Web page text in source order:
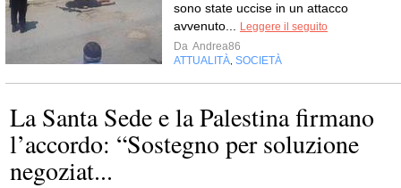
sono state uccise in un attacco
avvenuto...
Leggere il seguito
Da Andrea86
ATTUALITÀ SOCIETÀ
La Santa Sede e la Palestina firmano
l’accordo: “Sostegno per soluzione
negoziat...